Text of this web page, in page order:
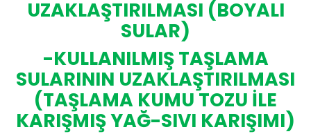
UZAKLAŞTIRILMASI (BOYALI
SULAR)
-KULLANILMIŞ TAŞLAMA
SULARININ UZAKLAŞTIRILMASI
(TAŞLAMA KUMU TOZU İLE
KARIŞMIŞ YAĞ-SIVI KARIŞIMI)